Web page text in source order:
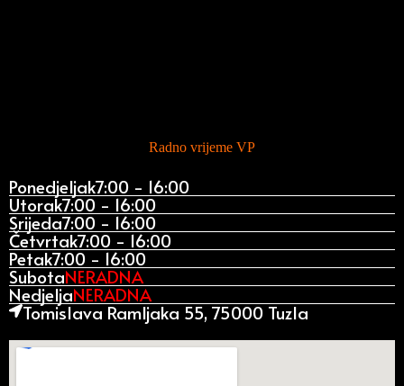
Radno vrijeme VP
Ponedjeljak7:00 - 16:00
Utorak7:00 - 16:00
Srijeda7:00 - 16:00
Četvrtak7:00 - 16:00
Petak7:00 - 16:00
SubotaNERADNA
NedjeljaNERADNA
Tomislava Ramljaka 55, 75000 Tuzla